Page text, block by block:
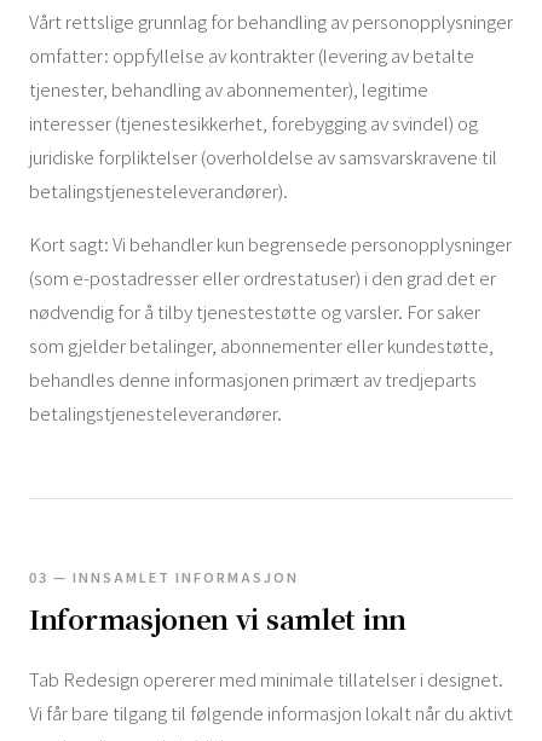
Vårt rettslige grunnlag for behandling av personopplysninger
omfatter: oppfyllelse av kontrakter (levering av betalte
tjenester, behandling av abonnementer), legitime
interesser (tjenestesikkerhet, forebygging av svindel) og
juridiske forpliktelser (overholdelse av samsvarskravene til
betalingstjenesteleverandører).
Kort sagt: Vi behandler kun begrensede personopplysninger
(som e-postadresser eller ordrestatuser) i den grad det er
nødvendig for å tilby tjenestestøtte og varsler. For saker
som gjelder betalinger, abonnementer eller kundestøtte,
behandles denne informasjonen primært av tredjeparts
betalingstjenesteleverandører.
03 — INNSAMLET INFORMASJON
Informasjonen vi samlet inn
Tab Redesign opererer med minimale tillatelser i designet.
Vi får bare tilgang til følgende informasjon lokalt når du aktivt